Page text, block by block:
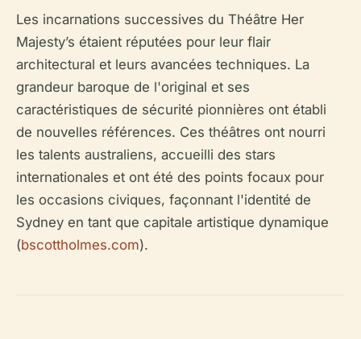
Les incarnations successives du Théâtre Her
Majesty’s étaient réputées pour leur flair
architectural et leurs avancées techniques. La
grandeur baroque de l'original et ses
caractéristiques de sécurité pionnières ont établi
de nouvelles références. Ces théâtres ont nourri
les talents australiens, accueilli des stars
internationales et ont été des points focaux pour
les occasions civiques, façonnant l'identité de
Sydney en tant que capitale artistique dynamique
(bscottholmes.com).